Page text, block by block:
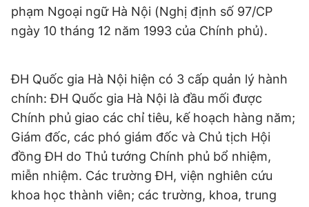
phạm Ngoại ngữ Hà Nội (Nghị định số 97/CP
ngày 10 tháng 12 năm 1993 của Chính phủ).
ĐH Quốc gia Hà Nội hiện có 3 cấp quản lý hành
chính: ĐH Quốc gia Hà Nội là đầu mối được
Chính phủ giao các chỉ tiêu, kế hoạch hàng năm;
Giám đốc, các phó giám đốc và Chủ tịch Hội
đồng ĐH do Thủ tướng Chính phủ bổ nhiệm,
miễn nhiệm. Các trường ĐH, viện nghiên cứu
khoa học thành viên; các trường, khoa, trung